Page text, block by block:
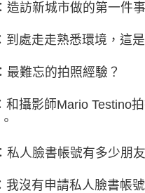
造訪新城市做的第一件
到處走走熟悉環境，這
最難忘的拍照經驗？
和攝影師Mario Testino
私人臉書帳號有多少朋
我沒有申請私人臉書帳